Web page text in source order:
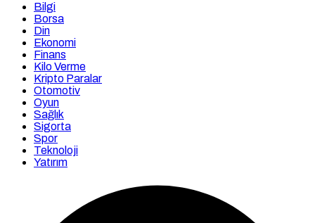
Bilgi
Borsa
Din
Ekonomi
Finans
Kilo Verme
Kripto Paralar
Otomotiv
Oyun
Sağlık
Sigorta
Spor
Teknoloji
Yatırım